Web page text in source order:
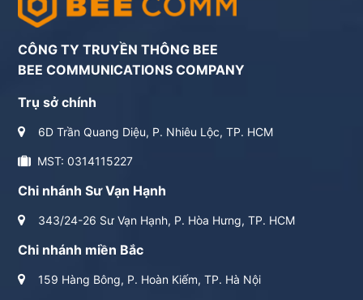
CÔNG TY TRUYỀN THÔNG BEE
BEE COMMUNICATIONS COMPANY
Trụ sở chính
6D Trần Quang Diệu, P. Nhiêu Lộc, TP. HCM
MST: 0314115227
Chi nhánh Sư Vạn Hạnh
343/24-26 Sư Vạn Hạnh, P. Hòa Hưng, TP. HCM
Chi nhánh miền Bắc
159 Hàng Bông, P. Hoàn Kiếm, TP. Hà Nội